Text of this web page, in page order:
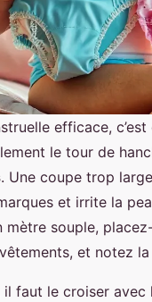
efficace,
le tour de
. Une coupe trop
et irrite la
mètre souple,
et notez
faut le croiser